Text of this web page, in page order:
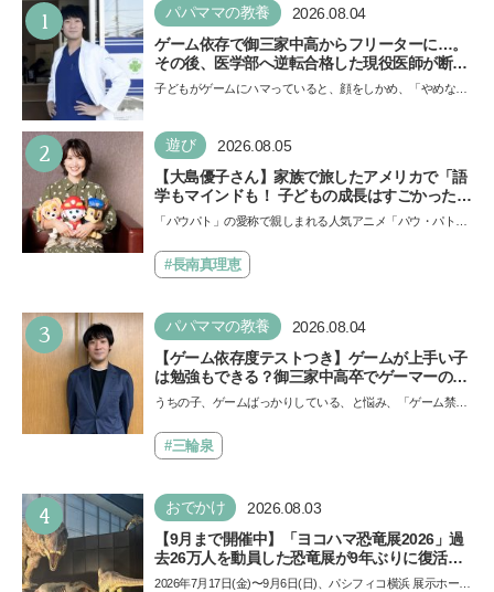
1 パパママの教養 2026.08.04
ゲーム依存で御三家中高からフリーターに…。
その後、医学部へ逆転合格した現役医師が断言
「ゲームの経験が受験勉強に役立った」そう考
子どもがゲームにハマっていると、顔をしかめ、「やめなさ
い…
2 遊び 2026.08.05
【大島優子さん】家族で旅したアメリカで「語
学もマインドも！ 子どもの成長はすごかった」
声優をつとめた映画『パウ・パトロール ザ・ダ
できると子どもに知ってほしい
「パウパト」の愛称で親しまれる人気アニメ「パウ・パトロ
ザ…
#長南真理恵
3 パパママの教養 2026.08.04
【ゲーム依存度テストつき】ゲームが上手い子
は勉強もできる？御三家中高卒でゲーマーの医
師・阿部智史さんが教えるゲームしながら受験
うちの子、ゲームばっかりしている、と悩み、「ゲーム禁
も…
#三輪泉
4 おでかけ 2026.08.03
【9月まで開催中】「ヨコハマ恐竜展2026」過
去26万人を動員した恐竜展が9年ぶりに復活！
夏休みのおでかけで楽しむポイントを完全ガイ
2026年7月17日(金)〜9月6日(日)、パシフィコ横浜 展示ホール